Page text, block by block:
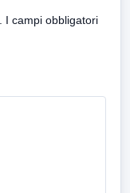
I campi obbligatori